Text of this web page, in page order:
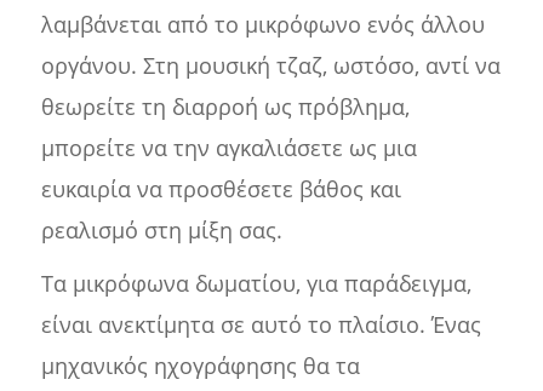
λαμβάνεται από το μικρόφωνο ενός άλλου
οργάνου. Στη μουσική τζαζ, ωστόσο, αντί να
θεωρείτε τη διαρροή ως πρόβλημα,
μπορείτε να την αγκαλιάσετε ως μια
ευκαιρία να προσθέσετε βάθος και
ρεαλισμό στη μίξη σας.
Τα μικρόφωνα δωματίου, για παράδειγμα,
είναι ανεκτίμητα σε αυτό το πλαίσιο. Ένας
μηχανικός ηχογράφησης θα τα